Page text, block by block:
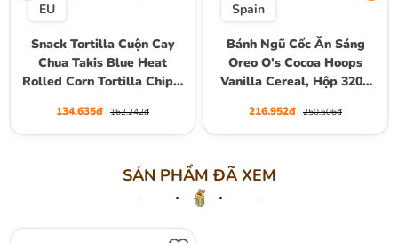
EU
Snack Tortilla Cuộn Cay
Chua Takis Blue Heat
Rolled Corn Tortilla Chips,
134.635đ 162.242đ
Spain
Bánh Ngũ Cốc Ăn Sáng
Oreo O's Cocoa Hoops
Vanilla Cereal, Hộp 320g
216.952đ 250.606đ
SẢN PHẨM ĐÃ XEM